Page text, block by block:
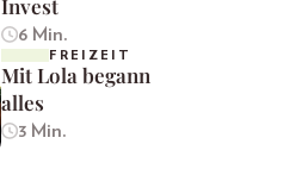
Invest
6 Min.
FREIZEIT
Mit Lola begann
alles
3 Min.